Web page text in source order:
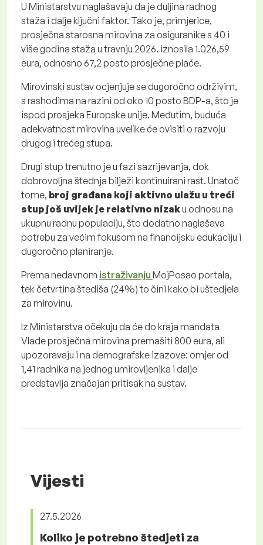
U Ministarstvu naglašavaju da je duljina radnog
staža i dalje ključni faktor. Tako je, primjerice,
prosječna starosna mirovina za osiguranike s 40 i
više godina staža u travnju 2026. iznosila 1.026,59
eura, odnosno 67,2 posto prosječne plaće.
Mirovinski sustav ocjenjuje se dugoročno održivim,
s rashodima na razini od oko 10 posto BDP-a, što je
ispod prosjeka Europske unije. Međutim, buduća
adekvatnost mirovina uvelike će ovisiti o razvoju
drugog i trećeg stupa.
Drugi stup trenutno je u fazi sazrijevanja, dok
dobrovoljna štednja bilježi kontinuirani rast. Unatoč
tome, broj građana koji aktivno ulažu u treći
stup još uvijek je relativno nizaku odnosu na
ukupnu radnu populaciju, što dodatno naglašava
potrebu za većim fokusom na financijsku edukaciju i
dugoročno planiranje.
Prema nedavnom istraživanju MojPosao portala,
tek četvrtina štediša (24%) to čini kako bi uštedjela
za mirovinu.
Iz Ministarstva očekuju da će do kraja mandata
Vlade prosječna mirovina premašiti 800 eura, ali
upozoravaju i na demografske izazove: omjer od
1,41 radnika na jednog umirovljenika i dalje
predstavlja značajan pritisak na sustav.
Vijesti
27.5.2026
Koliko je potrebno štedjeti za